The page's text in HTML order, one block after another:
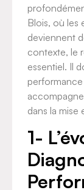
Blois, où les
deviennent
contexte, le
essentiel. Il
dans la
1-